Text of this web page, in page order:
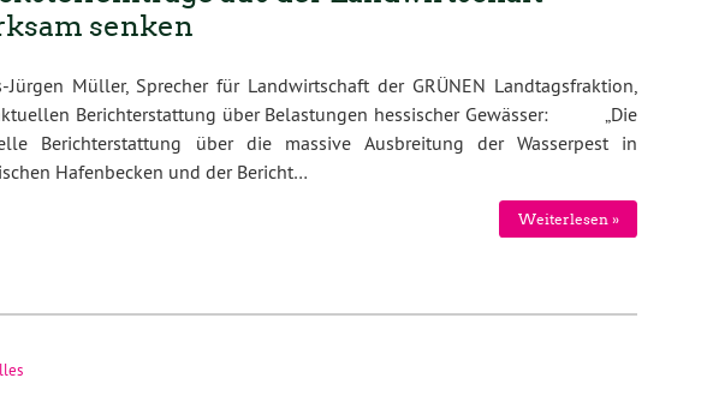
senken
Jürgen Müller, Sprecher für Landwirtschaft der GRÜNEN Landtagsfraktion,
Berichterstattung über Belastungen hessischer Gewässer: „Die
Berichterstattung über die massive Ausbreitung der Wasserpest in
Hafenbecken und der Bericht…
Weiterlesen »